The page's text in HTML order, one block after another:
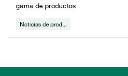
gama de productos
Noticias de prod...